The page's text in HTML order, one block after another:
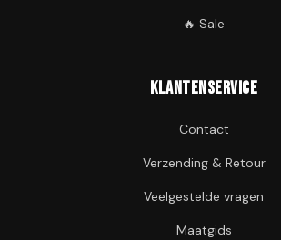
🔥 Sale
Klantenservice
Contact
Verzending & Retour
Veelgestelde vragen
Maatgids